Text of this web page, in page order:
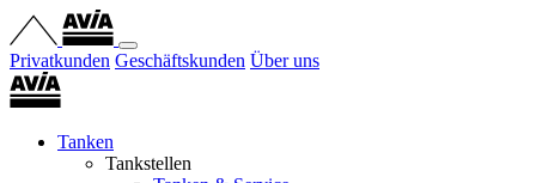
Privatkunden Geschäftskunden Über uns
Tanken
Tankstellen